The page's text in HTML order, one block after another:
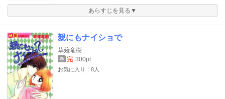
あらすじを見る▼
親にもナイショで
草薙竜樹
巻 完 300pt
お気に入り：8人